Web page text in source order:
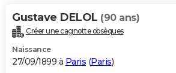
Gustave DELOL (90 ans)
Créer une cagnotte obsèques
Naissance
27/09/1899 à Paris (Paris)